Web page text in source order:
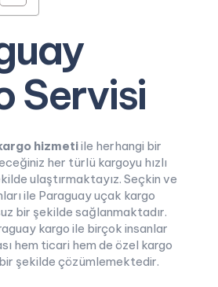
Servisi
hizmetiile herhangi bir
her türlü kargoyu hızlı
ulaştırmaktayız. Seçkin ve
ile Paraguay uçak kargo
bir şekilde sağlanmaktadır.
kargo ile birçok insanlar
hem ticari hem de özel kargo
bir şekilde çözümlemektedir.